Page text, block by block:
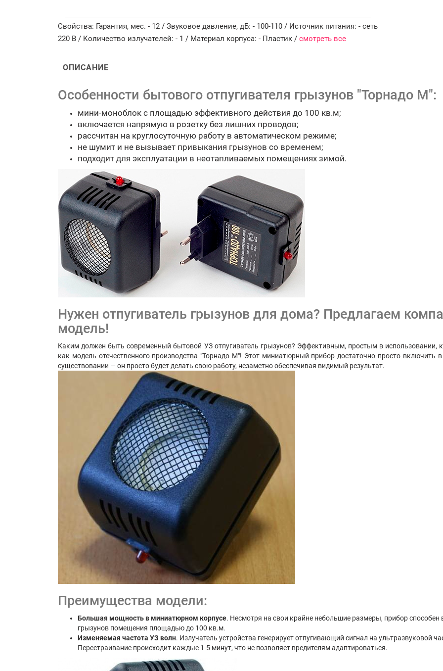
Свойства: Гарантия, мес. - 12 / Звуковое давление, дБ: - 100-110 / Источник питания: - сеть
220 В / Количество излучателей: - 1 / Материал корпуса: - Пластик / смотреть все
ОПИСАНИЕ
Особенности бытового отпугивателя грызунов "Торнадо М":
мини-моноблок с площадью эффективного действия до 100 кв.м;
включается напрямую в розетку без лишних проводов;
рассчитан на круглосуточную работу в автоматическом режиме;
не шумит и не вызывает привыкания грызунов со временем;
подходит для эксплуатации в неотапливаемых помещениях зимой.
Нужен отпугиватель грызунов для дома? Предлагаем
модель!
Каким должен быть современный бытовой УЗ отпугиватель грызунов? Эффективным, простым в использовании,
как модель отечественного производства "Торнадо М"! Этот миниатюрный прибор достаточно просто включить
существовании — он просто будет делать свою работу, незаметно обеспечивая видимый результат.
Преимущества модели:
Большая мощность в миниатюрном корпусе. Несмотря на свои крайне небольшие размеры, прибор
грызунов помещения площадью до 100 кв.м.
Изменяемая частота УЗ волн. Излучатель устройства генерирует отпугивающий сигнал на ультразвуковой
Перестраивание происходит каждые 1-5 минут, что не позволяет вредителям адаптироваться.